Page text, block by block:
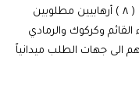
وأضافت، أنها”اسفرت عن القاء القبض على ( ٨ ) أرهابيين مطلوبين
ارهاب في قضاء القائم وكركوك والرمادي
الى جهات الطلب ميدانياً